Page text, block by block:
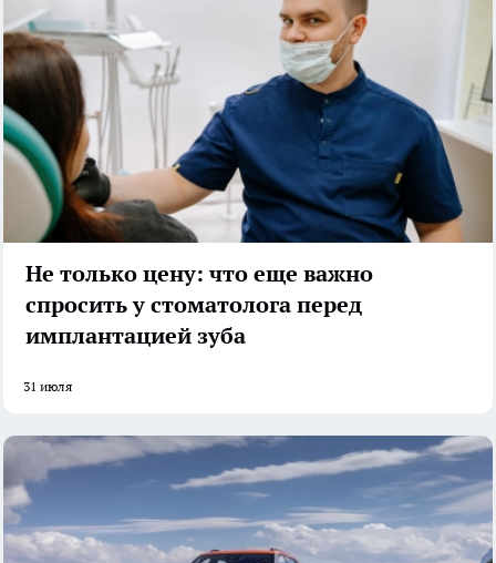
Не только цену: что еще важно
спросить у стоматолога перед
имплантацией зуба
31 июля